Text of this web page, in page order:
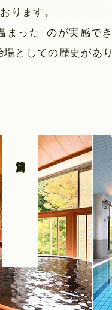
ります 。
まった 」のが実感で
場としての歴史があ